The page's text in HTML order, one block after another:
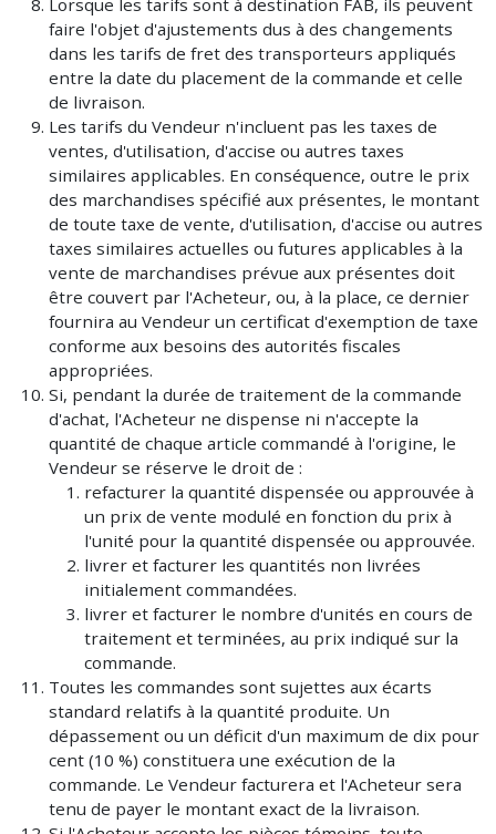
faire l'objet d'ajustements dus à des changements
dans les tarifs de fret des transporteurs appliqués
entre la date du placement de la commande et celle
de livraison.
Les tarifs du Vendeur n'incluent pas les taxes de
ventes, d'utilisation, d'accise ou autres taxes
similaires applicables. En conséquence, outre le prix
des marchandises spécifié aux présentes, le montant
de toute taxe de vente, d'utilisation, d'accise ou autres
taxes similaires actuelles ou futures applicables à la
vente de marchandises prévue aux présentes doit
être couvert par l'Acheteur, ou, à la place, ce dernier
fournira au Vendeur un certificat d'exemption de taxe
conforme aux besoins des autorités fiscales
appropriées.
Si, pendant la durée de traitement de la commande
d'achat, l'Acheteur ne dispense ni n'accepte la
quantité de chaque article commandé à l'origine, le
Vendeur se réserve le droit de :
refacturer la quantité dispensée ou approuvée à
un prix de vente modulé en fonction du prix à
l'unité pour la quantité dispensée ou approuvée.
livrer et facturer les quantités non livrées
initialement commandées.
livrer et facturer le nombre d'unités en cours de
traitement et terminées, au prix indiqué sur la
commande.
Toutes les commandes sont sujettes aux écarts
standard relatifs à la quantité produite. Un
dépassement ou un déficit d'un maximum de dix pour
cent (10 %) constituera une exécution de la
commande. Le Vendeur facturera et l'Acheteur sera
tenu de payer le montant exact de la livraison.